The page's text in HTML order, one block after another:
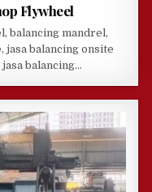
Flywheel
balancing mandrel,
balancing onsite
balancing…